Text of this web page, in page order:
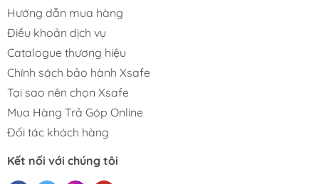
Hướng dẫn mua hàng
Điều khoản dịch vụ
Catalogue thương hiệu
Chính sách bảo hành Xsafe
Tại sao nên chọn Xsafe
Mua Hàng Trả Góp Online
Đối tác khách hàng
Kết nối với chúng tôi